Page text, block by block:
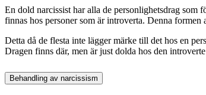
En dold narcissist har alla de personlighetsdrag som
finnas hos personer som är introverta. Denna
Detta då de flesta inte lägger märke till det hos en
Dragen finns där, men är just dolda hos den
Behandling av narcissism